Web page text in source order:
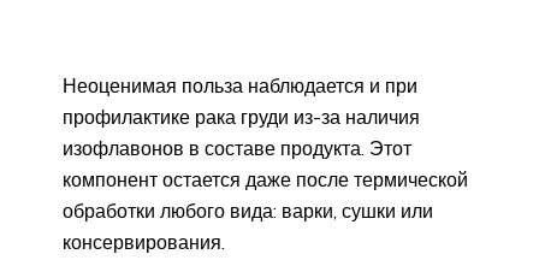
Неоценимая польза наблюдается и при
профилактике рака груди из-за наличия
изофлавонов в составе продукта. Этот
компонент остается даже после термической
обработки любого вида: варки, сушки или
консервирования.